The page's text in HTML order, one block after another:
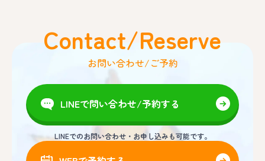
Contact/Reserve
お問い合わせ/ご予約
LINEで問い合わせ/予約する
LINEでのお問い合わせ・お申し込みも可能です。